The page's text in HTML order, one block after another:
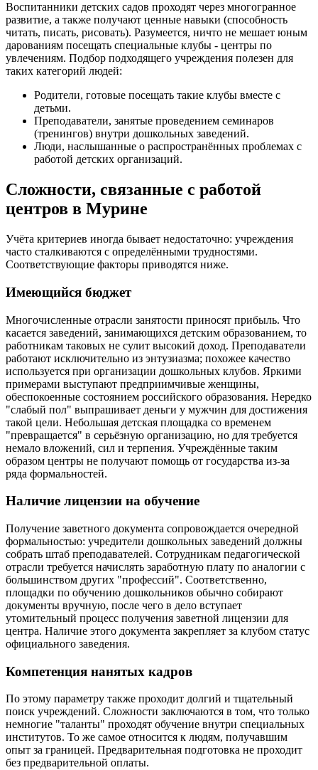
Воспитанники детских садов проходят через многогранное
развитие, а также получают ценные навыки (способность
читать, писать, рисовать). Разумеется, ничто не мешает юным
дарованиям посещать специальные клубы - центры по
увлечениям. Подбор подходящего учреждения полезен для
таких категорий людей:
Родители, готовые посещать такие клубы вместе с
детьми.
Преподаватели, занятые проведением семинаров
(тренингов) внутри дошкольных заведений.
Люди, наслышанные о распространённых проблемах с
работой детских организаций.
Сложности, связанные с работой
центров в Мурине
Учёта критериев иногда бывает недостаточно: учреждения
часто сталкиваются с определёнными трудностями.
Соответствующие факторы приводятся ниже.
Имеющийся бюджет
Многочисленные отрасли занятости приносят прибыль. Что
касается заведений, занимающихся детским образованием, то
работникам таковых не сулит высокий доход. Преподаватели
работают исключительно из энтузиазма; похожее качество
используется при организации дошкольных клубов. Яркими
примерами выступают предприимчивые женщины,
обеспокоенные состоянием российского образования. Нередко
"слабый пол" выпрашивает деньги у мужчин для достижения
такой цели. Небольшая детская площадка со временем
"превращается" в серьёзную организацию, но для требуется
немало вложений, сил и терпения. Учреждённые таким
образом центры не получают помощь от государства из-за
ряда формальностей.
Наличие лицензии на обучение
Получение заветного документа сопровождается очередной
формальностью: учредители дошкольных заведений должны
собрать штаб преподавателей. Сотрудникам педагогической
отрасли требуется начислять заработную плату по аналогии с
большинством других "профессий". Соответственно,
площадки по обучению дошкольников обычно собирают
документы вручную, после чего в дело вступает
утомительный процесс получения заветной лицензии для
центра. Наличие этого документа закрепляет за клубом статус
официального заведения.
Компетенция нанятых кадров
По этому параметру также проходит долгий и тщательный
поиск учреждений. Сложности заключаются в том, что только
немногие "таланты" проходят обучение внутри специальных
институтов. То же самое относится к людям, получавшим
опыт за границей. Предварительная подготовка не проходит
без предварительной оплаты.